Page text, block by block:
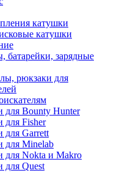
катушки
катушки
батарейки, зарядные
рюкзаки для
для Bounty Hunter
для Fisher
для Garrett
для Minelab
для Nokta и Makro
для Quest